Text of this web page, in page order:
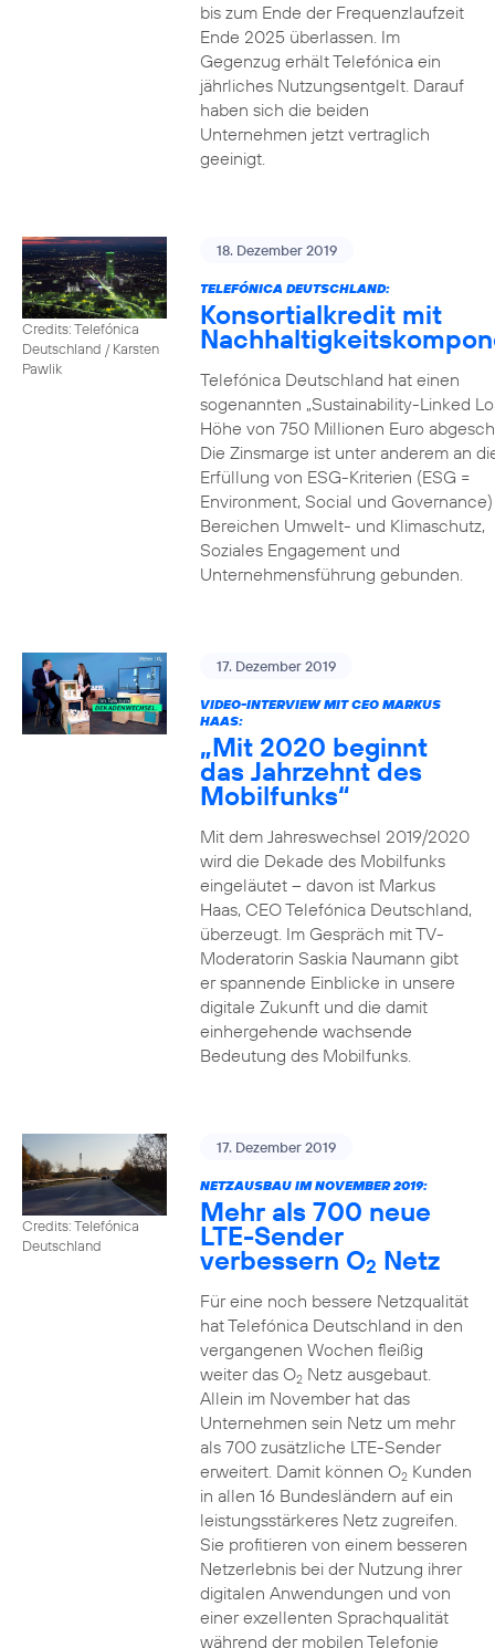
bis zum Ende der Frequenzlaufzeit
Ende 2025 überlassen. Im
Gegenzug erhält Telefónica ein
jährliches Nutzungsentgelt. Darauf
haben sich die beiden
Unternehmen jetzt vertraglich
geeinigt.
Credits: Telefónica
Deutschland / Karsten
Pawlik
18. Dezember 2019
TELEFÓNICA DEUTSCHLAND:
Konsortialkredit mit
Telefónica Deutschland hat einen
sogenannten „Sustainability-Linked
Höhe von 750 Millionen Euro
Die Zinsmarge ist unter anderem an
Erfüllung von ESG-Kriterien (ESG =
Environment, Social und
Bereichen Umwelt- und Klimaschutz,
Soziales Engagement und
Unternehmensführung gebunden.
17. Dezember 2019
VIDEO-INTERVIEW MIT CEO MARKUS
HAAS:
„Mit 2020 beginnt
das Jahrzehnt des
Mobilfunks“
Mit dem Jahreswechsel 2019/2020
wird die Dekade des Mobilfunks
eingeläutet – davon ist Markus
Haas, CEO Telefónica Deutschland,
überzeugt. Im Gespräch mit TV-
Moderatorin Saskia Naumann gibt
er spannende Einblicke in unsere
digitale Zukunft und die damit
einhergehende wachsende
Bedeutung des Mobilfunks.
Credits: Telefónica
Deutschland
17. Dezember 2019
NETZAUSBAU IM NOVEMBER 2019:
Mehr als 700 neue
LTE-Sender
verbessern O2 Netz
Für eine noch bessere Netzqualität
hat Telefónica Deutschland in den
vergangenen Wochen fleißig
weiter das O2Netz ausgebaut.
Allein im November hat das
Unternehmen sein Netz um mehr
als 700 zusätzliche LTE-Sender
erweitert. Damit können O2Kunden
in allen 16 Bundesländern auf ein
leistungsstärkeres Netz zugreifen.
Sie profitieren von einem besseren
Netzerlebnis bei der Nutzung ihrer
digitalen Anwendungen und von
einer exzellenten Sprachqualität
während der mobilen Telefonie